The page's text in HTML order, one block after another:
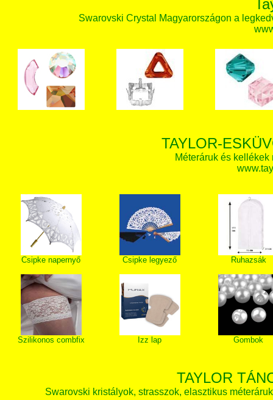
Swarovski Crystal Magyarországon a
TAYLOR-
Méteráruk és
Csipke napernyő Csipke legyező Ruhazsák
Szilikonos combfix Izz lap Gombok
TAYLOR
Swarovski kristályok, strasszok, elasztikus